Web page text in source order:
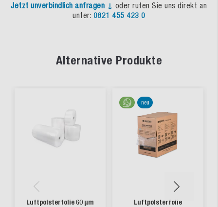
Jetzt unverbindlich anfragen ↓ oder rufen Sie uns direkt an
unter: 0821 455 423 0
Alternative Produkte
Luftpolsterfolie 60 µm
neu
Luftpolsterfolie